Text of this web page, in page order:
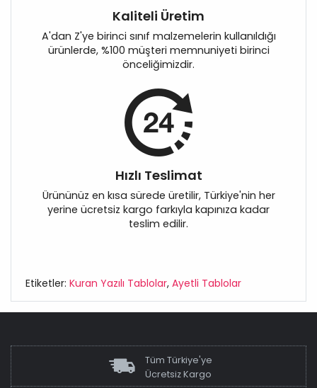
Kaliteli Üretim
A'dan Z'ye birinci sınıf malzemelerin kullanıldığı
ürünlerde, %100 müşteri memnuniyeti birinci
önceliğimizdir.
Hızlı Teslimat
Ürününüz en kısa sürede üretilir, Türkiye'nin her
yerine ücretsiz kargo farkıyla kapınıza kadar
teslim edilir.
Etiketler: Kuran Yazılı Tablolar, Ayetli Tablolar
Tüm Türkiye'ye
Ücretsiz Kargo